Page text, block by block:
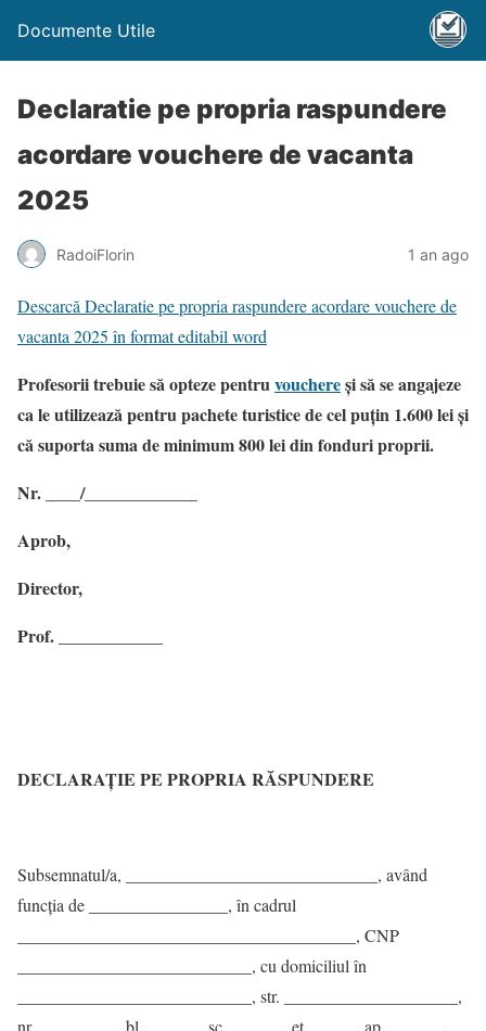
Documente Utile
Declaratie pe propria raspundere
acordare vouchere de vacanta
2025
RadoiFlorin 1 an ago
Descarcă Declaratie pe propria raspundere acordare vouchere de
vacanta 2025 în format editabil word
Profesorii trebuie să opteze pentruvouchereși să se angajeze
ca le utilizează pentru pachete turistice de cel puțin 1.600 lei și
că suporta suma de minimum 800 lei din fonduri proprii.
Nr. ____/_____________
Aprob,
Director,
Prof. ____________
DECLARAŢIE PE PROPRIA RĂSPUNDERE
Subsemnatul/a, _____________________________, având
funcţia de ________________, în cadrul
_______________________________________, CNP
___________________________, cu domiciliul în
___________________________, str. ____________________,
nr. _________, bl. ______, sc. ______, et. _____, ap. ______,